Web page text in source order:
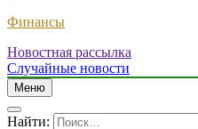
Финансы
Новостная рассылка
Случайные новости
Меню
Найти: